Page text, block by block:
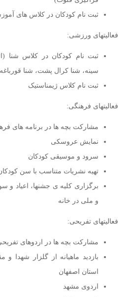
ثبت نام کودکان در کلاس های
فعالیتهای ورزشی:
ثبت نام کودکان در کلاس شنا
سینه، شنا کرال پشت، شنا
ثبت نام کلاس ژیمناستیک
فعالیتهای فرهنگی:
مشارکت بچه ها در برنامه های
نمایش عروسکی
سرود و موسیقی کودکان
تهیه نشریات متناسب با سن
برگزاری کلیه ی جشنها، اعیاد و
و ملی در خانه
فعالیتهای تفریحی:
مشارکت بچه ها در اردوهای
بازدید ماهیانه از گلزار شهدا و
استان اصفهان
اردوی مشهد